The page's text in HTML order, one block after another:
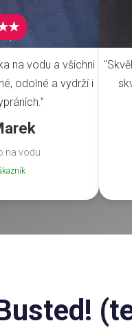
na vodu a všichni
odolné a vydrží i
na vodu